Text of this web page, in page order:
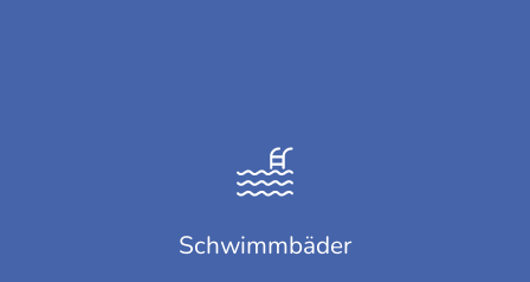
Schwimmbäder